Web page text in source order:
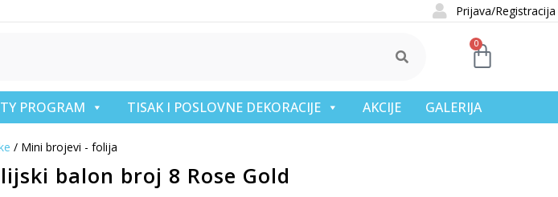
Prijava/Registracija
0
PROGRAM TISAK I POSLOVNE DEKORACIJE AKCIJE GALERIJA
/ Mini brojevi - folija
balon broj 8 Rose Gold